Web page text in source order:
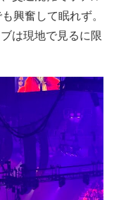
興奮して眠れず。
は現地で見るに限